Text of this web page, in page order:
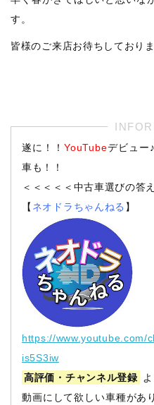
す。
皆様のご来店お待ちしておりま
遂に！！YouTubeデビュー
車も！！
＜＜＜＜＜中古車選びの答
【 ネオドラちゃんねる 】
https://www.youtube.com/
is5S3iw
高評価・チャンネル登録
動画にして欲しい車種があ